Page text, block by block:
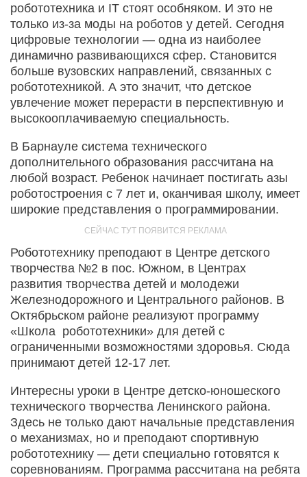
робототехника и IT стоят особняком. И это не
только из-за моды на роботов у детей. Сегодня
цифровые технологии — одна из наиболее
динамично развивающихся сфер. Становится
больше вузовских направлений, связанных с
робототехникой. А это значит, что детское
увлечение может перерасти в перспективную и
высокооплачиваемую специальность.
В Барнауле система технического
дополнительного образования рассчитана на
любой возраст. Ребенок начинает постигать азы
роботостроения с 7 лет и, оканчивая школу, имеет
широкие представления о программировании.
Робототехнику преподают в Центре детского
творчества №2 в пос. Южном, в Центрах
развития творчества детей и молодежи
Железнодорожного и Центрального районов. В
Октябрьском районе реализуют программу
«Школа робототехники» для детей с
ограниченными возможностями здоровья. Сюда
принимают детей 12-17 лет.
Интересны уроки в Центре детско-юношеского
технического творчества Ленинского района.
Здесь не только дают начальные представления
о механизмах, но и преподают спортивную
робототехнику — дети специально готовятся к
соревнованиям. Программа рассчитана на ребята